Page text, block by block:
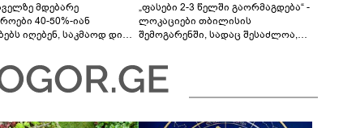
მდებარე
40-50%-იან
იღებენ, საკმაოდ დიდი
„ფასები 2-3 წელში გაორმაგდება“ -
ლოკაციები თბილისის
შემოგარენში, სადაც შესაძლოა,